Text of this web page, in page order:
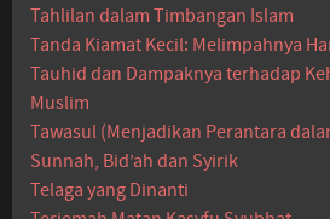
Tahlilan dalam Timbangan Islam
Tanda Kiamat Kecil: Melimpahnya
Tauhid dan Dampaknya terhadap
Muslim
Tawasul (Menjadikan Perantara
Sunnah, Bid’ah dan Syirik
Telaga yang Dinanti